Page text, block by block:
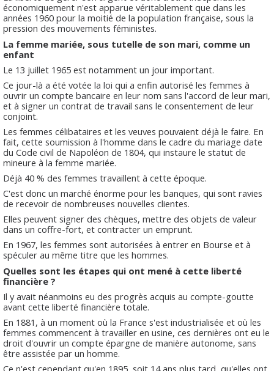
économiquement n'est apparue véritablement que dans les
années 1960 pour la moitié de la population française, sous la
pression des mouvements féministes.
La femme mariée, sous tutelle de son mari, comme un
enfant
Le 13 juillet 1965 est notamment un jour important.
Ce jour-là a été votée la loi qui a enfin autorisé les femmes à
ouvrir un compte bancaire en leur nom sans l'accord de leur mari,
et à signer un contrat de travail sans le consentement de leur
conjoint.
Les femmes célibataires et les veuves pouvaient déjà le faire. En
fait, cette soumission à l'homme dans le cadre du mariage date
du Code civil de Napoléon de 1804, qui instaure le statut de
mineure à la femme mariée.
Déjà 40 % des femmes travaillent à cette époque.
C'est donc un marché énorme pour les banques, qui sont ravies
de recevoir de nombreuses nouvelles clientes.
Elles peuvent signer des chèques, mettre des objets de valeur
dans un coffre-fort, et contracter un emprunt.
En 1967, les femmes sont autorisées à entrer en Bourse et à
spéculer au même titre que les hommes.
Quelles sont les étapes qui ont mené à cette liberté
financière ?
Il y avait néanmoins eu des progrès acquis au compte-goutte
avant cette liberté financière totale.
En 1881, à un moment où la France s'est industrialisée et où les
femmes commencent à travailler en usine, ces dernières ont eu le
droit d'ouvrir un compte épargne de manière autonome, sans
être assistée par un homme.
Ce n'est cependant qu'en 1895, soit 14 ans plus tard, qu'elles ont